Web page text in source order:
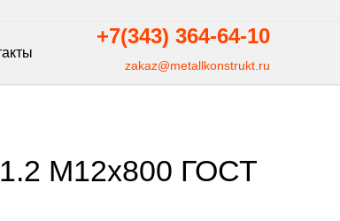
+7(343) 364-64-10
zakaz@metallkonstrukt.ru
М12х800 ГОСТ